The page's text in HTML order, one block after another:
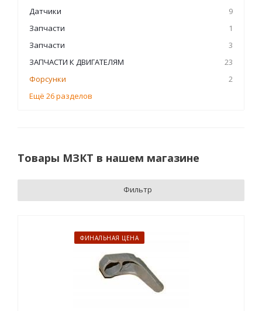
Датчики
9
Запчасти
1
Запчасти
3
ЗАПЧАСТИ К ДВИГАТЕЛЯМ
23
Форсунки
2
Ещё 26 разделов
Товары МЗКТ в нашем магазине
Фильтр
ФИНАЛЬНАЯ ЦЕНА